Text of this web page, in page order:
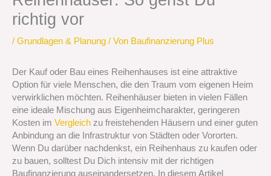
richtig vor
/ Grundlagen & Planung / Von Baufinanzierung Plus
Der Kauf oder Bau eines Reihenhauses ist eine attraktive
Option für viele Menschen, die den Traum vom eigenen Heim
verwirklichen möchten. Reihenhäuser bieten in vielen Fällen
eine ideale Mischung aus Eigenheimcharakter, geringeren
Kosten im Vergleich zu freistehenden Häusern und einer guten
Anbindung an die Infrastruktur von Städten oder Vororten.
Wenn Du darüber nachdenkst, ein Reihenhaus zu kaufen oder
zu bauen, solltest Du Dich intensiv mit der richtigen
Baufinanzierung auseinandersetzen. In diesem Artikel